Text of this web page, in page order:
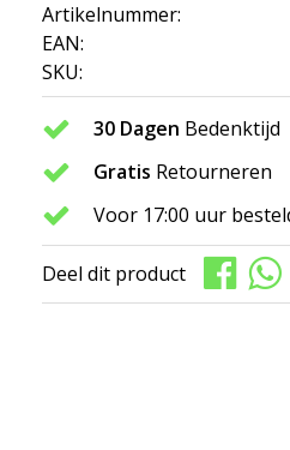
Artikelnummer:
EAN:
SKU:
30 Dagen Bedenktijd
Gratis Retourneren
Voor 17:00 uur
Deel dit product